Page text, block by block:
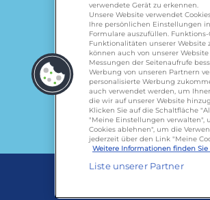
galbani.de
verwendete Gerät zu erkennen.
Unsere Website verwendet
Ihre persönlichen Einstellungen
Formulare auszufüllen.
Funktionalitäten unserer Website
können auch von unserer
Messungen der Seitenaufrufe
Werbung von unseren Partnern
personalisierte Werbung
auch verwendet werden, um
die wir auf unserer Website
Klicken Sie auf die Schaltfläche
"Meine Einstellungen verwalten",
Cookies ablehnen", um die
jederzeit über den Link "Meine
Weitere Informationen finden
Liste unserer Partner